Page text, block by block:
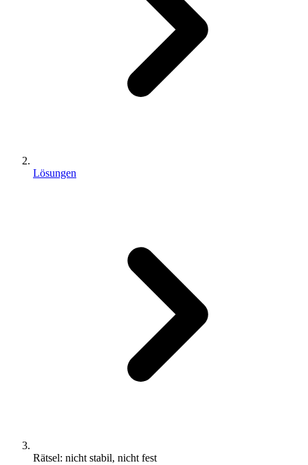
Lösungen
Rätsel: nicht stabil, nicht fest